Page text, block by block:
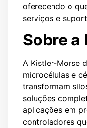
oferecendo o
serviços e
Sobre
A Kistler-Morse
microcélulas e
transformam
soluções
aplicações em
controladores